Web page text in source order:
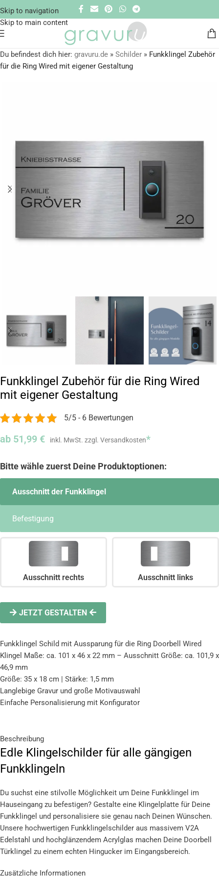
Skip to navigation
Skip to main content
Du befindest dich hier: gravuru.de » Schilder » Funkklingel Zubehör
für die Ring Wired mit eigener Gestaltung
Funkklingel Zubehör für die Ring Wired
mit eigener Gestaltung
5/5 - 6 Bewertungen
ab 51,99 € *
Ausschnitt der Funkklingel
Befestigung
Ausschnitt rechts Ausschnitt links
JETZT GESTALTEN
Funkklingel Schild mit Aussparung für die Ring Doorbell Wired
Klingel Maße: ca. 101 x 46 x 22 mm – Ausschnitt Größe: ca. 101,9 x
46,9 mm
Größe: 35 x 18 cm | Stärke: 1,5 mm
Langlebige Gravur und große Motivauswahl
Einfache Personalisierung mit Konfigurator
Beschreibung
Edle Klingelschilder für alle gängigen
Funkklingeln
Du suchst eine stilvolle Möglichkeit um Deine Funkklingel im
Hauseingang zu befestigen? Gestalte eine Klingelplatte für Deine
Funkklingel und personalisiere sie genau nach Deinen Wünschen.
Unsere hochwertigen Funkklingelschilder aus massivem V2A
Edelstahl und hochglänzendem Acrylglas machen Deine Doorbell
Türklingel zu einem echten Hingucker im Eingangsbereich.
Individuell personalisiertes Funkklingelschild
Zusätzliche Informationen